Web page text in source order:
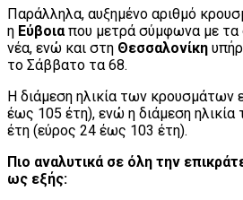
Παράλληλα, αυξημένο αριθμό
η Εύβοια που μετρά σύμφωνα με τα
νέα, ενώ και στη Θεσσαλονίκη
το Σάββατο τα 68.
Η διάμεση ηλικία των κρουσμάτων
έως 105 έτη), ενώ η διάμεση
έτη (εύρος 24 έως 103 έτη).
Πιο αναλυτικά σε όλη την
ως εξής: